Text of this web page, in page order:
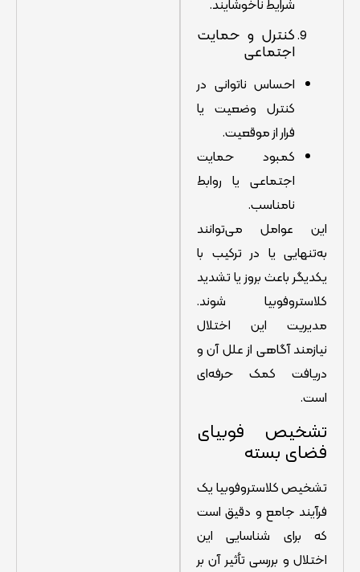
کنترل و حمایت
اجتماعی
احساس ناتوانی در
کنترل وضعیت یا
فرار از موقعیت.
کمبود حمایت
اجتماعی یا روابط
نامناسب.
این عوامل می‌توانند
به‌تنهایی یا در ترکیب با
یکدیگر باعث بروز یا تشدید
کلاستروفوبیا شوند.
مدیریت این اختلال
نیازمند آگاهی از علل آن و
دریافت کمک حرفه‌ای
است.
تشخیص فوبیای
فضای بسته
تشخیص کلاستروفوبیا یک
فرآیند جامع و دقیق است
که برای شناسایی این
اختلال و بررسی تأثیر آن بر